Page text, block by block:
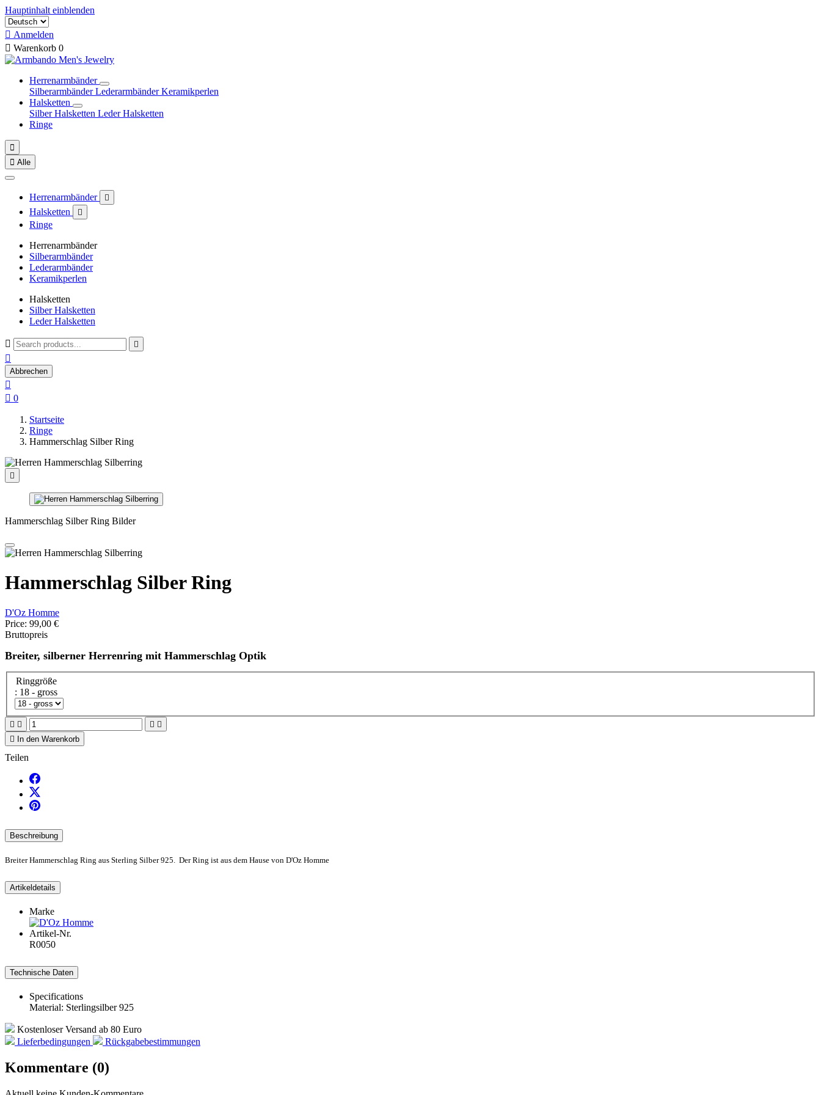
Hauptinhalt einblenden
 Anmelden
 Warenkorb 0
Herrenarmbänder
SilberarmbänderLederarmbänderKeramikperlen
Halsketten
Silber Halsketten Leder Halsketten
Ringe

 Alle
Herrenarmbänder 
Halsketten 
Ringe
Herrenarmbänder
Silberarmbänder
Lederarmbänder
Keramikperlen
Halsketten
Silber Halsketten
Leder Halsketten
 

Abbrechen

 0
Startseite
Ringe
Hammerschlag Silber Ring

Hammerschlag Silber Ring Bilder
Hammerschlag Silber Ring
D'Oz Homme
Price: 99,00 €
Bruttopreis
Breiter, silberner Herrenring mit Hammerschlag Optik
Ringgröße
: 18 - gross
   

In den Warenkorb
Teilen
Beschreibung
Breiter Hammerschlag Ring aus Sterling Silber 925. Der Ring ist aus dem Hause von D'Oz Homme
Artikeldetails
Marke
Artikel-Nr.
R0050
Technische Daten
Specifications
Material: Sterlingsilber 925
Kostenloser Versand ab 80 Euro
Lieferbedingungen
Rückgabebestimmungen
Kommentare (0)